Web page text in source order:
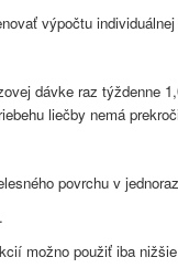
výpočtu
dávke raz týždenne
liečby nemá
povrchu v
možno použiť iba